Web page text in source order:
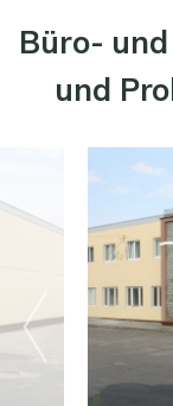
Büro-
und